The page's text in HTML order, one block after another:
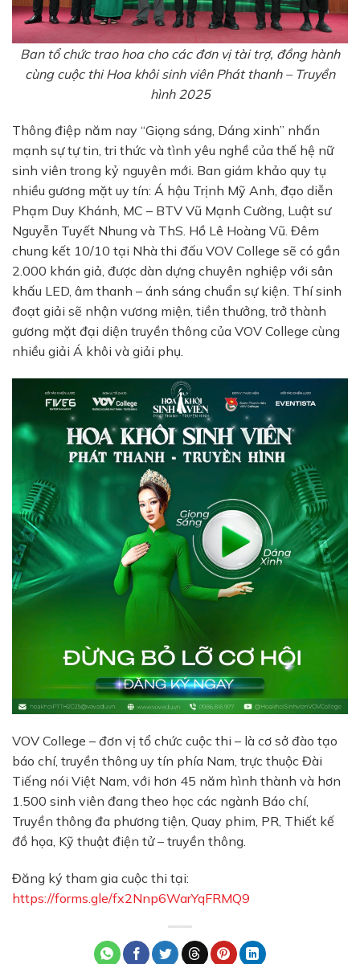
Ban tổ chức trao hoa cho các đơn vị tài trợ, đồng hành
cùng cuộc thi Hoa khôi sinh viên Phát thanh – Truyền
hình 2025
Thông điệp năm nay “Giọng sáng, Dáng xinh” nhấn
mạnh sự tự tin, tri thức và tình yêu nghề của thế hệ nữ
sinh viên trong kỷ nguyên mới. Ban giám khảo quy tụ
nhiều gương mặt uy tín: Á hậu Trịnh Mỹ Anh, đạo diễn
Phạm Duy Khánh, MC – BTV Vũ Mạnh Cường, Luật sư
Nguyễn Tuyết Nhung và ThS. Hồ Lê Hoàng Vũ. Đêm
chung kết 10/10 tại Nhà thi đấu VOV College sẽ có gần
2.000 khán giả, được dàn dựng chuyên nghiệp với sân
khấu LED, âm thanh – ánh sáng chuẩn sự kiện. Thí sinh
đoạt giải sẽ nhận vương miện, tiền thưởng, trở thành
gương mặt đại diện truyền thông của VOV College cùng
nhiều giải Á khôi và giải phụ.
VOV College – đơn vị tổ chức cuộc thi – là cơ sở đào tạo
báo chí, truyền thông uy tín phía Nam, trực thuộc Đài
Tiếng nói Việt Nam, với hơn 45 năm hình thành và hơn
1.500 sinh viên đang theo học các ngành Báo chí,
Truyền thông đa phương tiện, Quay phim, PR, Thiết kế
đồ họa, Kỹ thuật điện tử – truyền thông.
Đăng ký tham gia cuộc thi tại:
https://forms.gle/fx2Nnp6WarYqFRMQ9